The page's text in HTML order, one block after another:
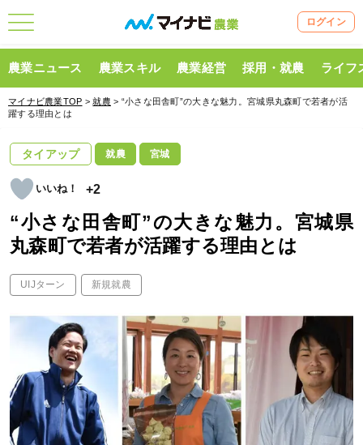
ログイン
農業ニュース 農業スキル 農業経営 採用・就農 ライフ
マイナビ農業TOP >就農 > “小さな田舎町”の大きな魅力。宮城県丸森町で若者が活
躍する理由とは
タイアップ 就農 宮城
+2
“小さな田舎町”の大きな魅力。宮城県
丸森町で若者が活躍する理由とは
UIJターン 新規就農